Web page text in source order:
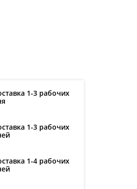
1-3 рабочих
1-3 рабочих
1-4 рабочих